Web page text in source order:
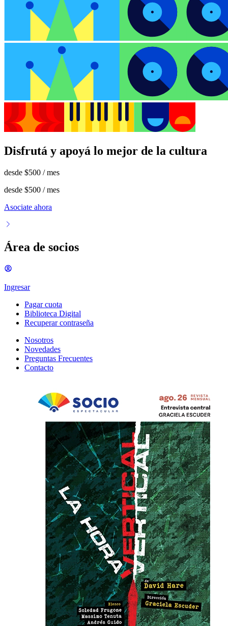
Disfrutá y apoyá lo mejor de la cultura
desde $500 / mes
desde $500 / mes
Asociate ahora
Área de socios
Ingresar
Pagar cuota
Biblioteca Digital
Recuperar contraseña
Nosotros
Novedades
Preguntas Frecuentes
Contacto